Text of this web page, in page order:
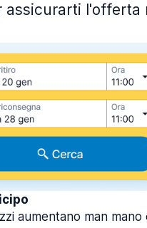
assicurarti l'offerta
aumentano man mano